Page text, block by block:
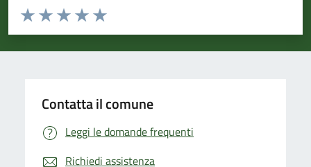
Valuta da 1 a 5 stelle la pagina
Valuta 5 stelle su 5
Valuta 4 stelle su 5
Valuta 3 stelle su 5
Valuta 2 stelle su 5
Valuta 1 stelle su 5
Contatta il comune
Leggi le domande frequenti
Richiedi assistenza